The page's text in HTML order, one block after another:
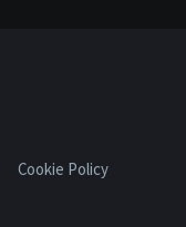
Cookie Policy